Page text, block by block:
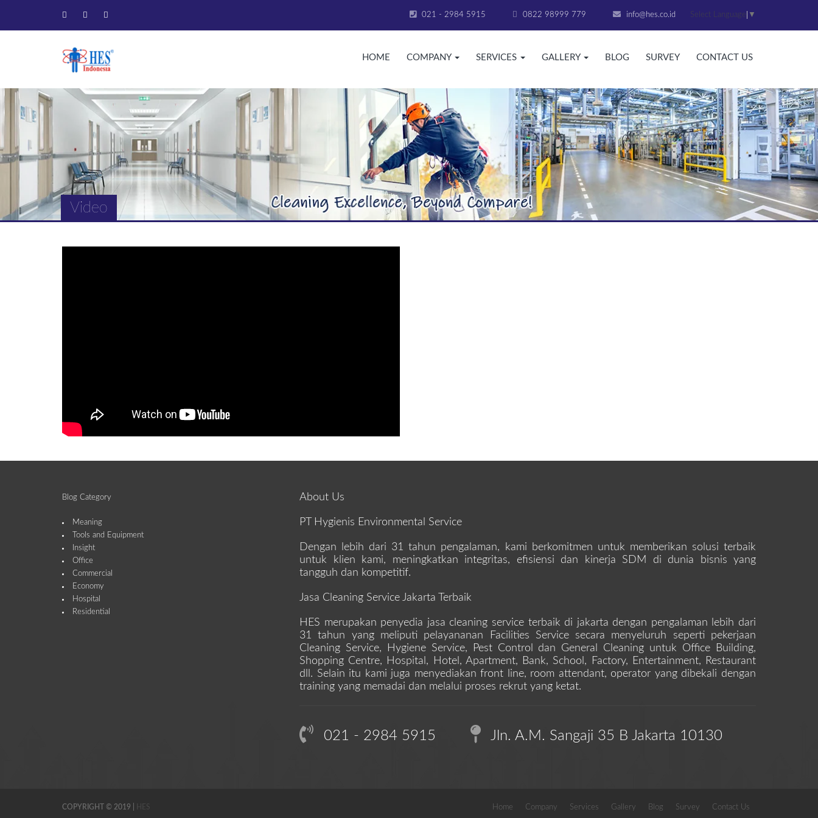
021 - 2984 5915 0822 98999 779 info@hes.co.id Select Language ▼
HOME COMPANY SERVICES GALLERY BLOG SURVEY CONTACT US
Video
Blog Category
Meaning
Tools and Equipment
Insight
Office
Commercial
Economy
Hospital
Residential
About Us
PT Hygienis Environmental Service
Dengan lebih dari 31 tahun pengalaman, kami berkomitmen untuk memberikan solusi terbaik
untuk klien kami, meningkatkan integritas, efisiensi dan kinerja SDM di dunia bisnis yang
tangguh dan kompetitif.
Jasa Cleaning Service Jakarta Terbaik
HES merupakan penyedia jasa cleaning service terbaik di jakarta dengan pengalaman lebih dari
31 tahun yang meliputi pelayananan Facilities Service secara menyeluruh seperti pekerjaan
Cleaning Service, Hygiene Service, Pest Control dan General Cleaning untuk Office Building,
Shopping Centre, Hospital, Hotel, Apartment, Bank, School, Factory, Entertainment, Restaurant
dll. Selain itu kami juga menyediakan front line, room attendant, operator yang dibekali dengan
training yang memadai dan melalui proses rekrut yang ketat.
021 - 2984 5915 Jln. A.M. Sangaji 35 B Jakarta 10130
COPYRIGHT © 2019 | Home Company Services Gallery Blog Survey Contact Us